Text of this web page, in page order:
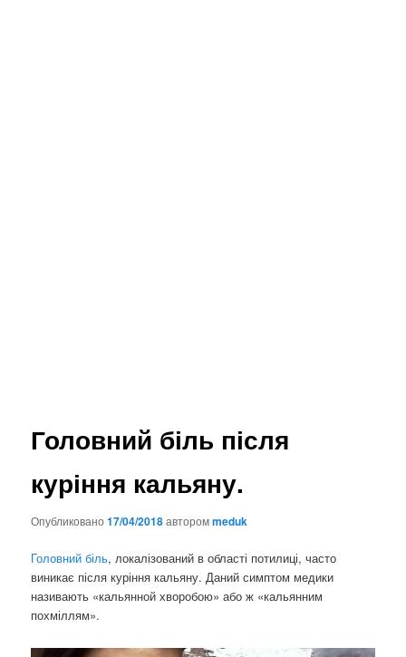
Головний біль після
куріння кальяну.
Опубликовано17/04/2018авторомmeduk
Головний біль, локалізований в області потилиці, часто
виникає після куріння кальяну. Даний симптом медики
називають «кальянной хворобою» або ж «кальянним
похміллям».